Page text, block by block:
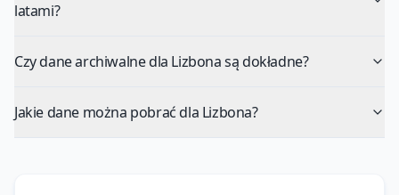
latami?
Czy dane archiwalne dla Lizbona są dokładne?
Jakie dane można pobrać dla Lizbona?